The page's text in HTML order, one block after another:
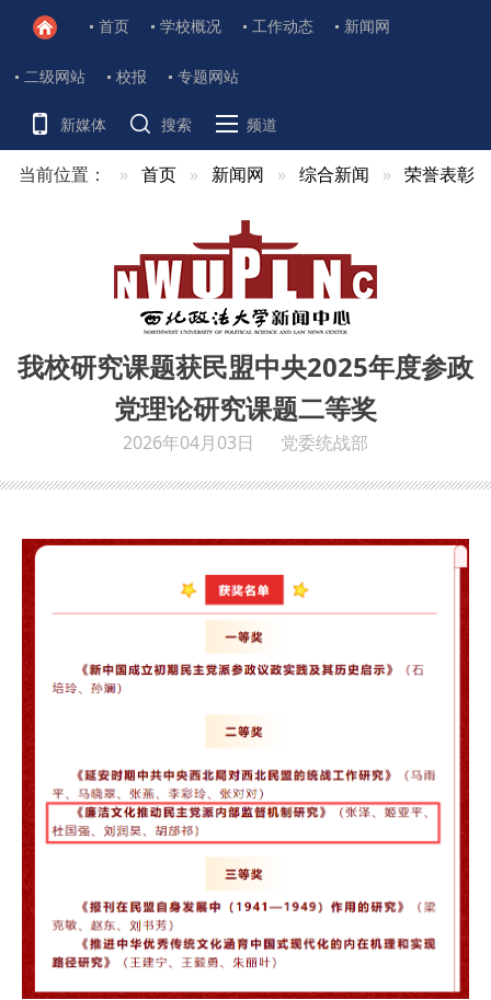
首页 学校概况 工作动态 新闻网
二级网站 校报 专题网站
新媒体 搜索 频道
当前位置： 首页 新闻网 综合新闻 荣誉表彰
我校研究课题获民盟中央2025年度参政
党理论研究课题二等奖
2026年04月03日 党委统战部